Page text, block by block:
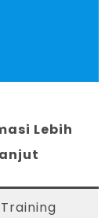
Lebih